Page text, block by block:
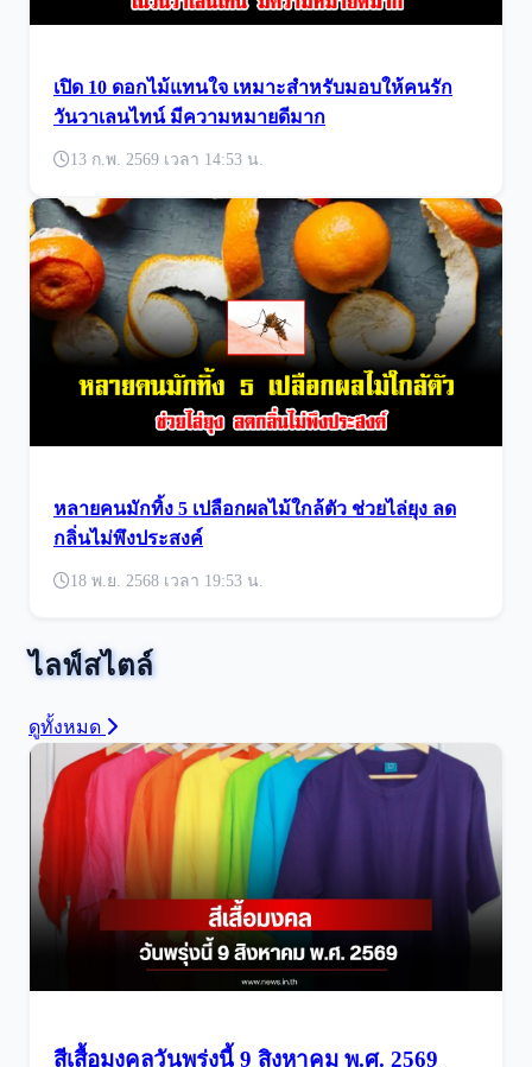
เปิด 10 ดอกไม้แทนใจ เหมาะสำหรับมอบให้คนรัก
วันวาเลนไทน์ มีความหมายดีมาก
13 ก.พ. 2569 เวลา 14:53 น.
หลายคนมักทิ้ง 5 เปลือกผลไม้ใกล้ตัว ช่วยไล่ยุง ลด
กลิ่นไม่พึงประสงค์
18 พ.ย. 2568 เวลา 19:53 น.
ไลฟ์สไตล์
ดูทั้งหมด
สีเสื้อมงคลวันพรุ่งนี้ 9 สิงหาคม พ.ศ. 2569